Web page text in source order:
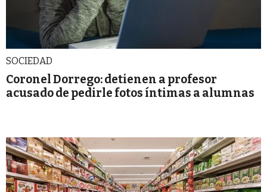
SOCIEDAD
Coronel Dorrego: detienen a profesor
acusado de pedirle fotos íntimas a alumnas